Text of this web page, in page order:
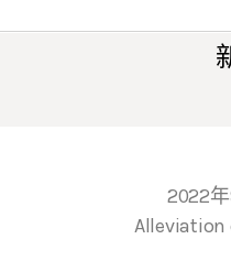
2022年9
Alleviation